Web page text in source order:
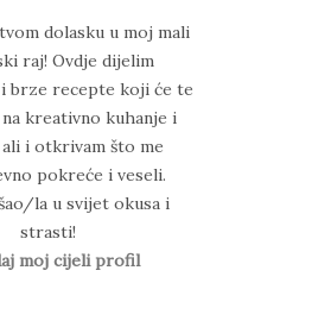
dolasku u moj mali
raj! Ovdje dijelim
brze recepte koji će te
kreativno kuhanje i
ali i otkrivam što me
pokreće i veseli.
la u svijet okusa i
strasti!
moj cijeli profil